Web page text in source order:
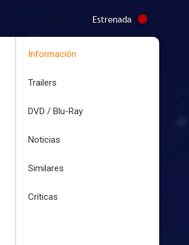
Estrenada
Información
Trailers
DVD / Blu-Ray
Noticias
Similares
Críticas